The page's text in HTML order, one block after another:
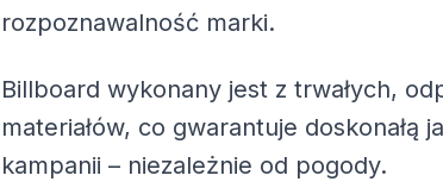
rozpoznawalność marki.
Billboard wykonany jest z trwałych,
materiałów, co gwarantuje doskonałą
kampanii – niezależnie od pogody.